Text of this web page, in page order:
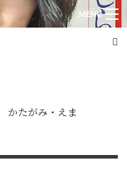
MENU
かたがみ・えま